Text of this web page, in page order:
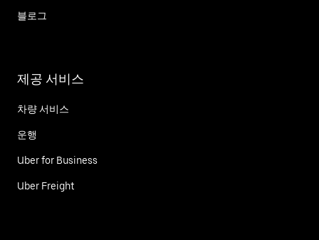
블로그
제공 서비스
차량 서비스
운행
Uber for Business
Uber Freight